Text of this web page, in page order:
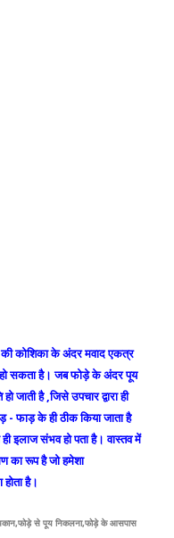
की कोशिका के अंदर मवाद एकत्र
हो सकता है। जब फोड़े के अंदर पूय
जाती है ,जिसे उपचार द्वारा ही
- फाड़ के ही ठीक किया जाता है
ही इलाज संभव हो पता है। वास्तव में
का रूप है जो हमेशा
है।
से पूय निकलना,फोड़े के आसपास